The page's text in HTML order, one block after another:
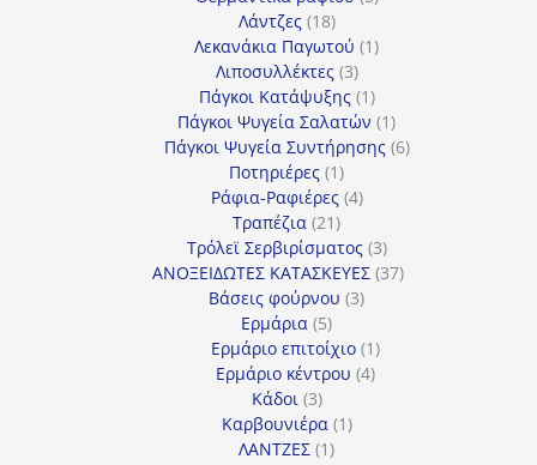
Λάντζες 1818
προϊόντα
Λεκανάκια Παγωτού 11
Λιποσυλλέκτες 33
προϊόντα
Πάγκοι Κατάψυξης 11
προϊόν
Πάγκοι Ψυγεία Σαλατών 11
προϊόν
Πάγκοι Ψυγεία Συντήρησης 66
Ποτηριέρες 11
προϊόν
Ράφια-Ραφιέρες 44
Τραπέζια 2121
προϊόντα
Τρόλεϊ Σερβιρίσματος 33
προϊόντα
ΑΝΟΞΕΙΔΩΤΕΣ ΚΑΤΑΣΚΕΥΕΣ 3737
Βάσεις φούρνου 33
Ερμάρια 55
προϊόντα
Ερμάριο επιτοίχιο 11
προϊόν
Ερμάριο κέντρου 44
Κάδοι 33
προϊόντα
Καρβουνιέρα 11
ΛΑΝΤΖΕΣ 11